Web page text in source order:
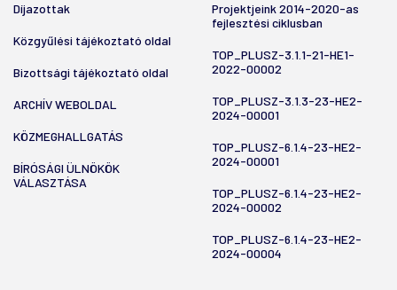
Díjazottak
Közgyűlési tájékoztató oldal
Bizottsági tájékoztató oldal
ARCHÍV WEBOLDAL
KÖZMEGHALLGATÁS
BÍRÓSÁGI ÜLNÖKÖK
VÁLASZTÁSA
Projektjeink 2014-2020-as
fejlesztési ciklusban
TOP_PLUSZ-3.1.1-21-HE1-
2022-00002
TOP_PLUSZ-3.1.3-23-HE2-
2024-00001
TOP_PLUSZ-6.1.4-23-HE2-
2024-00001
TOP_PLUSZ-6.1.4-23-HE2-
2024-00002
TOP_PLUSZ-6.1.4-23-HE2-
2024-00004